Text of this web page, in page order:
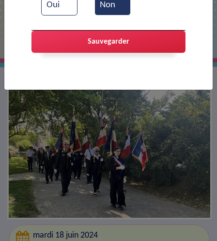
84e anniversaire Appel du Général de
Gaulle du 18 juin 1940
mardi 18 juin 2024
Oui Non
Sauvegarder